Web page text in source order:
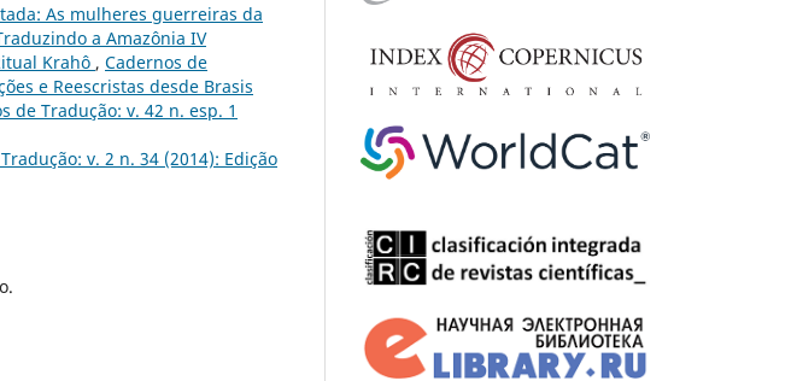
As mulheres guerreiras da
a Amazônia IV
Krahô , Cadernos de
e Reescristas desde Brasis
de Tradução: v. 42 n. esp. 1
v. 2 n. 34 (2014): Edição